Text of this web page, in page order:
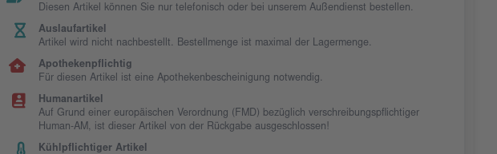
Diesen Artikel können Sie nur telefonisch oder bei unserem Außendienst bestellen.
Auslaufartikel
Artikel wird nicht nachbestellt. Bestellmenge ist maximal der Lagermenge.
Apothekenpflichtig
Für diesen Artikel ist eine Apothekenbescheinigung notwendig.
Humanartikel
Auf Grund einer europäischen Verordnung (FMD) bezüglich verschreibungspflichtiger
Human-AM, ist dieser Artikel von der Rückgabe ausgeschlossen!
Kühlpflichtiger Artikel